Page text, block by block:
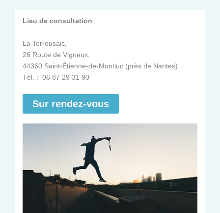
Lieu de consultation
La Terrousais,
26 Route de Vigneux,
44360 Saint-Étienne-de-Montluc (près de Nantes)
Tél. : 06 87 29 31 90
Sur rendez-vous